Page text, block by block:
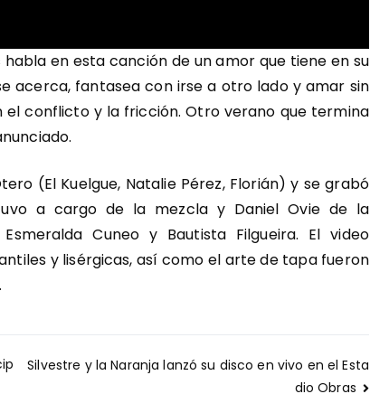
en esta canción de un amor que tiene en su
acerca, fantasea con irse a otro lado y amar sin
conflicto y la fricción. Otro verano que termina
(El Kuelgue, Natalie Pérez, Florián) y se grabó
a cargo de la mezcla y Daniel Ovie de la
Cuneo y Bautista Filgueira. El video
y lisérgicas, así como el arte de tapa fueron
Silvestre y la Naranja lanzó su disco en vivo en el Esta
dio Obras